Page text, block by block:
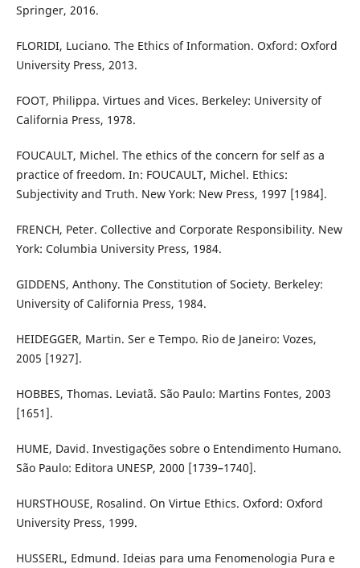
Springer, 2016.
FLORIDI, Luciano. The Ethics of Information. Oxford: Oxford
University Press, 2013.
FOOT, Philippa. Virtues and Vices. Berkeley: University of
California Press, 1978.
FOUCAULT, Michel. The ethics of the concern for self as a
practice of freedom. In: FOUCAULT, Michel. Ethics:
Subjectivity and Truth. New York: New Press, 1997 [1984].
FRENCH, Peter. Collective and Corporate Responsibility. New
York: Columbia University Press, 1984.
GIDDENS, Anthony. The Constitution of Society. Berkeley:
University of California Press, 1984.
HEIDEGGER, Martin. Ser e Tempo. Rio de Janeiro: Vozes,
2005 [1927].
HOBBES, Thomas. Leviatã. São Paulo: Martins Fontes, 2003
[1651].
HUME, David. Investigações sobre o Entendimento Humano.
São Paulo: Editora UNESP, 2000 [1739–1740].
HURSTHOUSE, Rosalind. On Virtue Ethics. Oxford: Oxford
University Press, 1999.
HUSSERL, Edmund. Ideias para uma Fenomenologia Pura e